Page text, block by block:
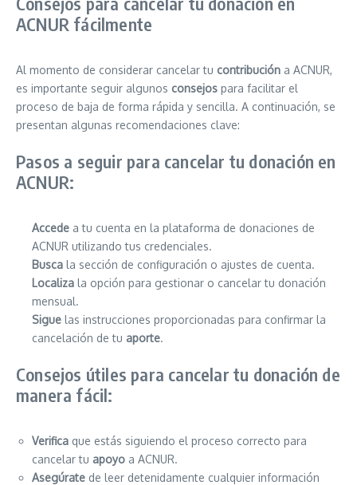
ACNUR fácilmente
Al momento de considerar cancelar tu contribución a ACNUR,
es importante seguir algunos consejos para facilitar el
proceso de baja de forma rápida y sencilla. A continuación, se
presentan algunas recomendaciones clave:
Pasos a seguir para cancelar tu donación en
ACNUR:
Accede a tu cuenta en la plataforma de donaciones de
ACNUR utilizando tus credenciales.
Busca la sección de configuración o ajustes de cuenta.
Localiza la opción para gestionar o cancelar tu donación
mensual.
Sigue las instrucciones proporcionadas para confirmar la
cancelación de tu aporte.
Consejos útiles para cancelar tu donación de
manera fácil:
Verifica que estás siguiendo el proceso correcto para
cancelar tu apoyo a ACNUR.
Asegúrate de leer detenidamente cualquier información